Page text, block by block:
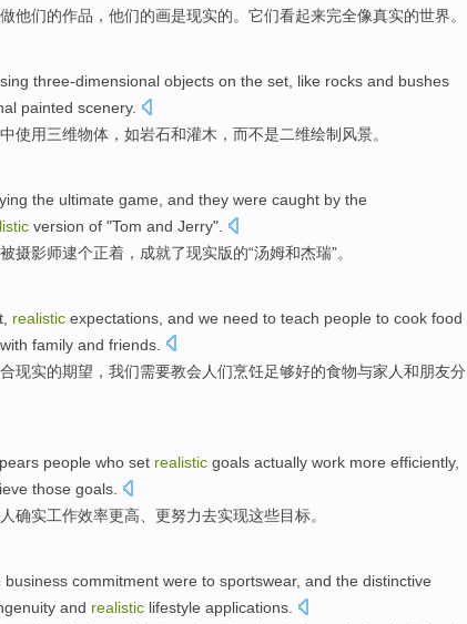
做他们的作品 ，他们的画是现实的。 它们看起来完全像真实的世界。
three-dimensional objects on the set like rocks and bushes
painted scenery.
中使用三维物体 ， 如岩石和灌木 ， 而不是二维绘制 风景。
the ultimate game , and they were caught by the
version of "Tom and Jerry".
摄影师逮个正着，成就了现实版的“汤姆和杰瑞”。
realistic expectations , and we need to teach people to cook food
with family and friends
现实的期望 ，我们需要教会 人们烹饪足够好的食物与家人和朋友分
people who set realistic goals actually work more efficiently,
those goals.
人确实工作效率更高、 更努力去实现这些目标。
business commitment were to sportswear, and the distinctive
and realistic lifestyle applications